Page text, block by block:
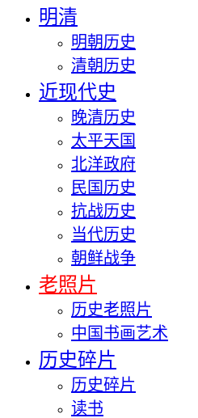
明清
明朝历史
清朝历史
近现代史
晚清历史
太平天国
北洋政府
民国历史
抗战历史
当代历史
朝鲜战争
老照片
历史老照片
中国书画艺术
历史碎片
历史碎片
读书